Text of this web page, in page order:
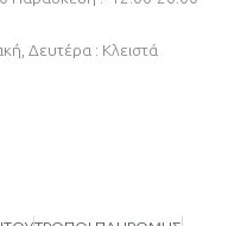
Δευτέρα : Κλειστά